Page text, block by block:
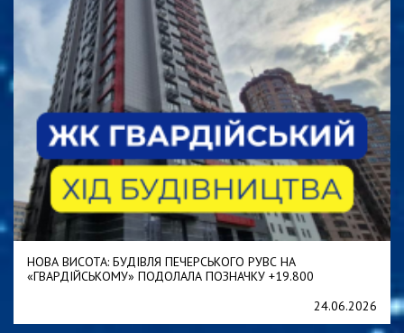
НОВА ВИСОТА: БУДІВЛЯ ПЕЧЕРСЬКОГО РУВС НА
«ГВАРДІЙСЬКОМУ» ПОДОЛАЛА ПОЗНАЧКУ +19.800
24.06.2026